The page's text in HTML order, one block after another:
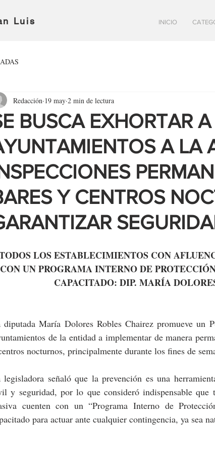
Luis INICIO
BUSCA EXHORTAR
A LA
Y CENTROS
Redacción 19 may 2 min de lectura
LOS ESTABLECIMIENTOS CON
CON UN PROGRAMA INTERNO DE
CAPACITADO: DIP. MARÍA
diputada María Dolores Robles Chairez promueve un
de la entidad a implementar de manera
nocturnos, principalmente durante los fines de
legisladora señaló que la prevención es una
y seguridad, por lo que consideró indispensable que
cuenten con un “Programa Interno de
para actuar ante cualquier contingencia, ya sea